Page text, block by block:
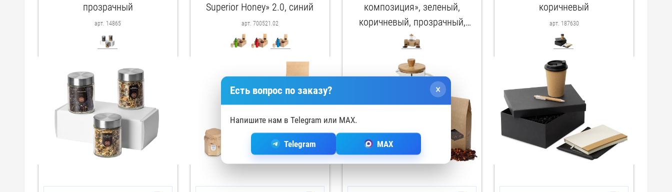
прозрачный
арт. 14865
Superior Honey» 2.0, синий
арт. 700521.02
композиция», зеленый,
коричневый, прозрачный,
френч-пресс- прозрачный/
натуральный, упаковка чай-
крафт, наполнитель- зеленая
арт. 700418
коричневый
арт. 187630
Есть вопрос по заказу? ×
Напишите нам в Telegram или MAX.
Telegram MAX